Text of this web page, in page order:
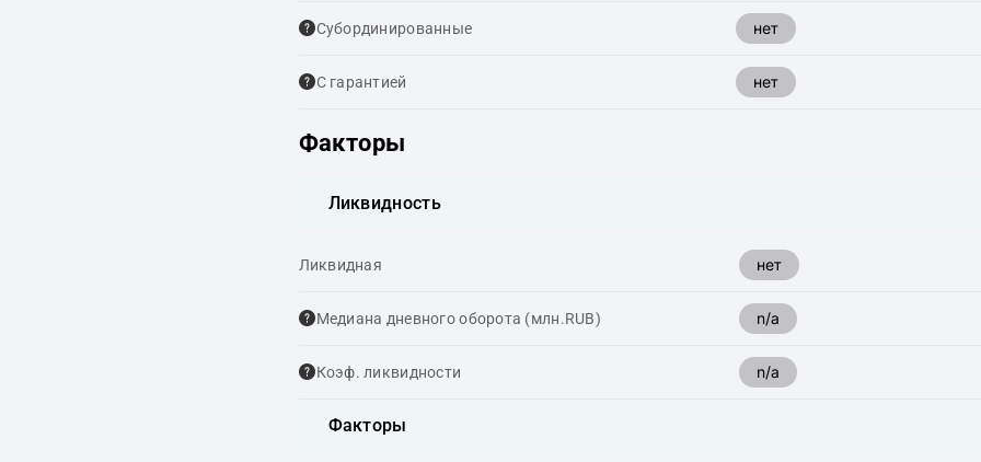
Cубординированные нет
С гарантией нет
Факторы
Ликвидность
Ликвидная нет
Медиана дневного оборота (млн.RUB) n/a
Коэф. ликвидности n/a
Факторы